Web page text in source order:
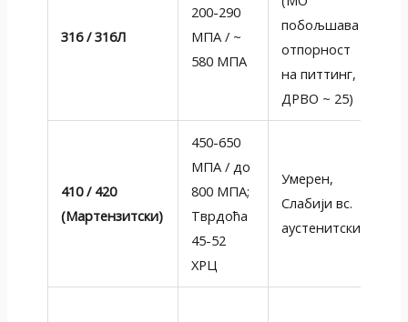
316 / 316Л
200-290
МПА / ~
580 МПА
побољшава
отпорност
на питтинг,
ДРВО ~ 25)
410 / 420
(Мартензитски)
450-650
МПА / до
800 МПА;
Тврдоћа
45-52
ХРЦ
Умерен,
Слабији вс.
аустенитски